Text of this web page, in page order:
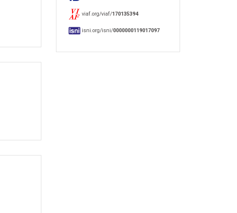
viaf.org/viaf/170135394
isni.org/isni/0000000119017097